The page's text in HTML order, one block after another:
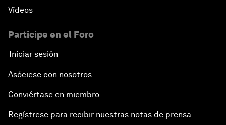
Vídeos
Participe en el Foro
Iniciar sesión
Asóciese con nosotros
Conviértase en miembro
Regístrese para recibir nuestras notas de prensa